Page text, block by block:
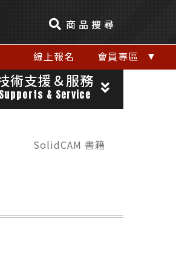
商品搜尋
線上報名 會員專區
關閉視窗
術支援＆服務
Supports & Service
SolidCAM 書籍